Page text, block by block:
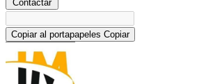
Contactar
Copiar al portapapeles Copiar